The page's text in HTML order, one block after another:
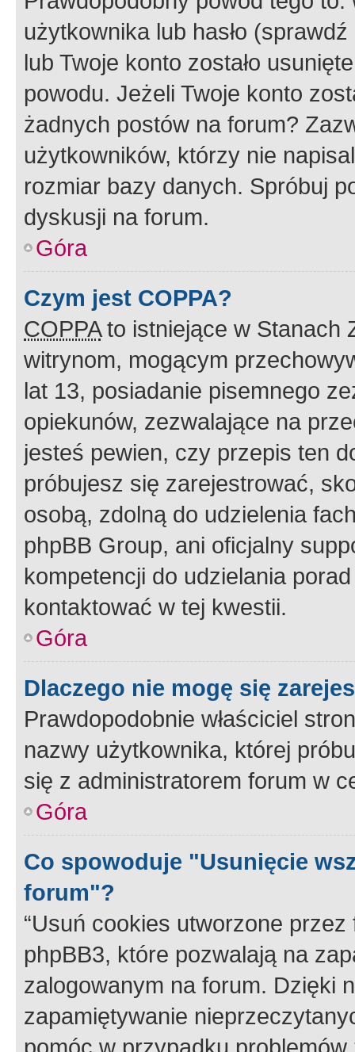
użytkownika lub hasło
lub Twoje konto zostało
powodu. Jeżeli Twoje konto
żadnych postów na forum?
użytkowników, którzy nie
rozmiar bazy danych. Spróbuj
dyskusji na forum.
Góra
Czym jest COPPA?
COPPAto istniejące w Stanach
witrynom, mogącym
lat 13, posiadanie pisemnego
opiekunów, zezwalające na
jesteś pewien, czy przepis ten
próbujesz się zarejestrować,
osobą, zdolną do udzielenia
phpBB Group, ani oficjalny
kompetencji do udzielania
kontaktować w tej kwestii.
Góra
Dlaczego nie mogę się
Prawdopodobnie właściciel
nazwy użytkownika, której
się z administratorem forum w
Góra
Co spowoduje "Usunięcie
forum"?
“Usuń cookies utworzone
phpBB3, które pozwalają na
zalogowanym na forum. Dzięki
zapamiętywanie